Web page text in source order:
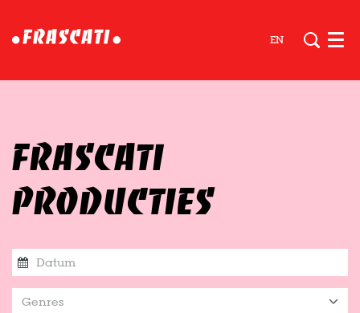
EN
FRASCATI
PRODUCTIES
Genres